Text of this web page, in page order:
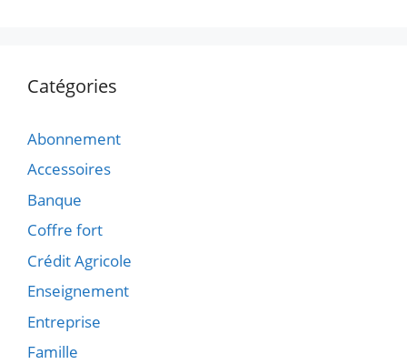
Catégories
Abonnement
Accessoires
Banque
Coffre fort
Crédit Agricole
Enseignement
Entreprise
Famille